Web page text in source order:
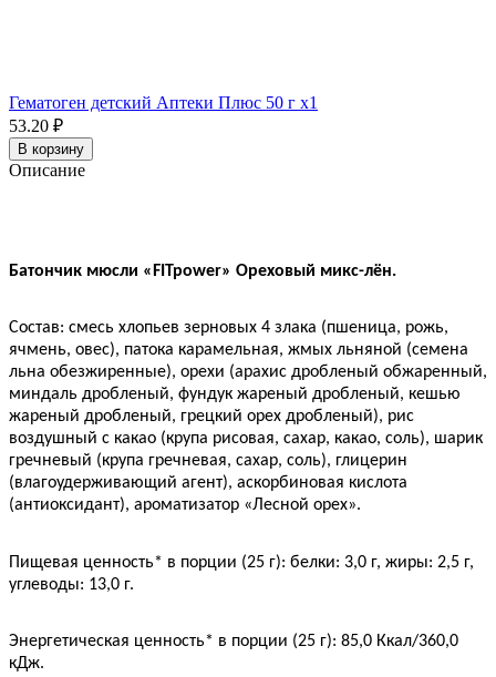
Гематоген детский Аптеки Плюс 50 г x1
53.20 ₽
В корзину
Описание
Батончик мюсли «FITpower» Ореховый микс-лён.
Состав: смесь хлопьев зерновых 4 злака (пшеница, рожь,
ячмень, овес), патока карамельная, жмых льняной (семена
льна обезжиренные), орехи (арахис дробленый обжаренный,
миндаль дробленый, фундук жареный дробленый, кешью
жареный дробленый, грецкий орех дробленый), рис
воздушный с какао (крупа рисовая, сахар, какао, соль), шарик
гречневый (крупа гречневая, сахар, соль), глицерин
(влагоудерживающий агент), аскорбиновая кислота
(антиоксидант), ароматизатор «Лесной орех».
Пищевая ценность* в порции (25 г): белки: 3,0 г, жиры: 2,5 г,
углеводы: 13,0 г.
Энергетическая ценность* в порции (25 г): 85,0 Ккал/360,0
кДж.